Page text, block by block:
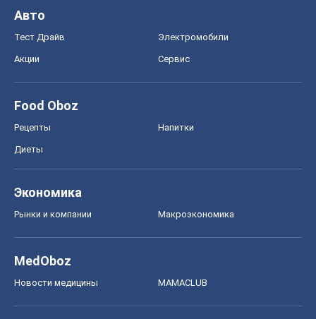
Авто
Тест Драйв Электромобили
Акции Сервис
Food Oboz
Рецепты Напитки
Диеты
Экономика
Рынки и компании Mакроэкономика
MedOboz
Новости медицины MAMACLUB